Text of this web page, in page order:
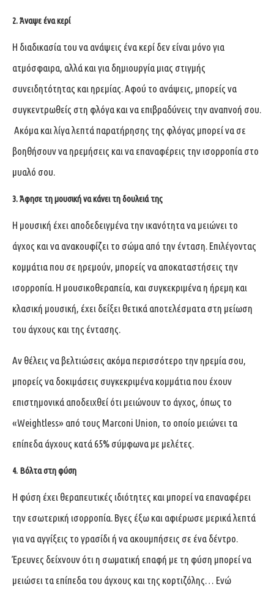
2. Άναψε ένα κερί
Η διαδικασία του να ανάψεις ένα κερί δεν είναι μόνο για
ατμόσφαιρα, αλλά και για δημιουργία μιας στιγμής
συνειδητότητας και ηρεμίας. Αφού το ανάψεις, μπορείς να
συγκεντρωθείς στη φλόγα και να επιβραδύνεις την αναπνοή σου.
Ακόμα και λίγα λεπτά παρατήρησης της φλόγας μπορεί να σε
βοηθήσουν να ηρεμήσεις και να επαναφέρεις την ισορροπία στο
μυαλό σου.
3. Άφησε τη μουσική να κάνει τη δουλειά της
Η μουσική έχει αποδεδειγμένα την ικανότητα να μειώνει το
άγχος και να ανακουφίζει το σώμα από την ένταση. Επιλέγοντας
κομμάτια που σε ηρεμούν, μπορείς να αποκαταστήσεις την
ισορροπία. Η μουσικοθεραπεία, και συγκεκριμένα η ήρεμη και
κλασική μουσική, έχει δείξει θετικά αποτελέσματα στη μείωση
του άγχους και της έντασης.
Αν θέλεις να βελτιώσεις ακόμα περισσότερο την ηρεμία σου,
μπορείς να δοκιμάσεις συγκεκριμένα κομμάτια που έχουν
επιστημονικά αποδειχθεί ότι μειώνουν το άγχος, όπως το
«Weightless» από τους Marconi Union, το οποίο μειώνει τα
επίπεδα άγχους κατά 65% σύμφωνα με μελέτες.
4. Βόλτα στη φύση
Η φύση έχει θεραπευτικές ιδιότητες και μπορεί να επαναφέρει
την εσωτερική ισορροπία. Βγες έξω και αφιέρωσε μερικά λεπτά
για να αγγίξεις το γρασίδι ή να ακουμπήσεις σε ένα δέντρο.
Έρευνες δείχνουν ότι η σωματική επαφή με τη φύση μπορεί να
μειώσει τα επίπεδα του άγχους και της κορτιζόλης… Ενώ